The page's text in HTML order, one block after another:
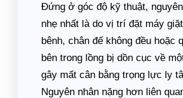
Đứng ở góc độ kỹ thuật,
nhẹ nhất là do vị trí đặt máy
bênh, chân đế không đều hoặc
bên trong lồng bị dồn cục về
gây mất cân bằng trọng lực ly
Nguyên nhân nặng hơn liên